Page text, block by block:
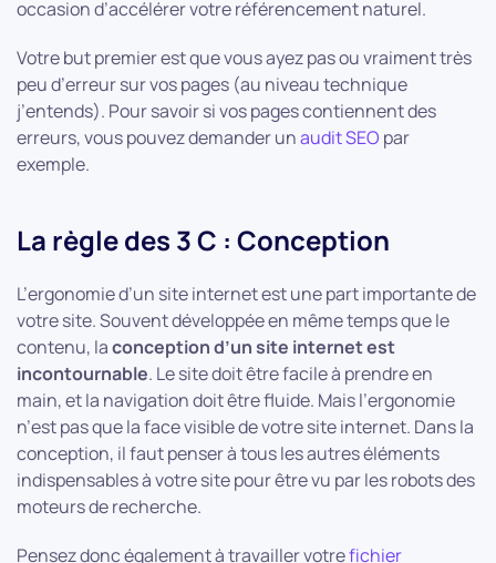
occasion d’accélérer votre référencement naturel.
Votre but premier est que vous ayez pas ou vraiment très
peu d’erreur sur vos pages (au niveau technique
j’entends). Pour savoir si vos pages contiennent des
erreurs, vous pouvez demander unaudit SEO par
exemple.
La règle des 3 C : Conception
L’ergonomie d’un site internet est une part importante de
votre site. Souvent développée en même temps que le
contenu, laconception d’un site internet est
incontournable. Le site doit être facile à prendre en
main, et la navigation doit être fluide. Mais l’ergonomie
n’est pas que la face visible de votre site internet. Dans la
conception, il faut penser à tous les autres éléments
indispensables à votre site pour être vu par les robots des
moteurs de recherche.
Pensez donc également à travailler votrefichier